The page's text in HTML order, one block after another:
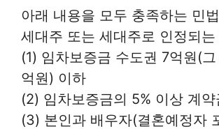
아래 내용을 모두 충족하는 민
세대주 또는 세대주로 인정되는
(1) 임차보증금 수도권 7억원(
억원) 이하
(2) 임차보증금의 5% 이상 계약
(3) 본인과 배우자(결혼예정자